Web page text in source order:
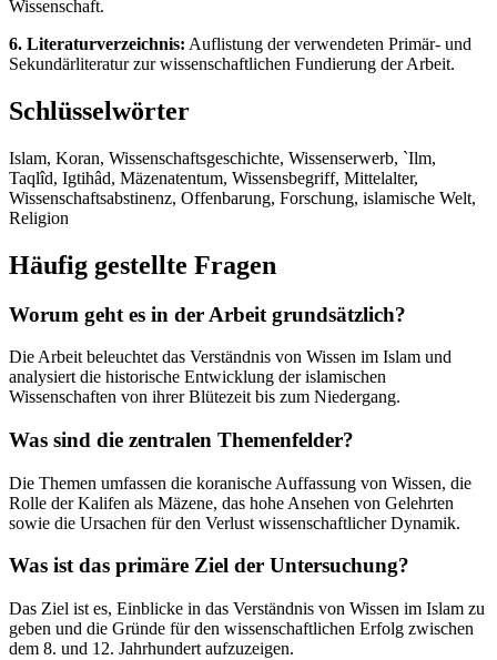
Wissenschaft.
6. Literaturverzeichnis: Auflistung der verwendeten Primär- und
Sekundärliteratur zur wissenschaftlichen Fundierung der Arbeit.
Schlüsselwörter
Islam, Koran, Wissenschaftsgeschichte, Wissenserwerb, `Ilm,
Taqlîd, Igtihâd, Mäzenatentum, Wissensbegriff, Mittelalter,
Wissenschaftsabstinenz, Offenbarung, Forschung, islamische Welt,
Religion
Häufig gestellte Fragen
Worum geht es in der Arbeit grundsätzlich?
Die Arbeit beleuchtet das Verständnis von Wissen im Islam und
analysiert die historische Entwicklung der islamischen
Wissenschaften von ihrer Blütezeit bis zum Niedergang.
Was sind die zentralen Themenfelder?
Die Themen umfassen die koranische Auffassung von Wissen, die
Rolle der Kalifen als Mäzene, das hohe Ansehen von Gelehrten
sowie die Ursachen für den Verlust wissenschaftlicher Dynamik.
Was ist das primäre Ziel der Untersuchung?
Das Ziel ist es, Einblicke in das Verständnis von Wissen im Islam zu
geben und die Gründe für den wissenschaftlichen Erfolg zwischen
dem 8. und 12. Jahrhundert aufzuzeigen.